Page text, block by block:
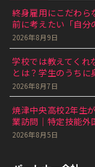
終身雇用にこだわら
前に考えたい「自分
2026年8月9日
学校では教えてくれ
とは？学生のうちに
2026年8月7日
焼津中央高校2年生
業訪問｜特定技能外
2026年8月5日